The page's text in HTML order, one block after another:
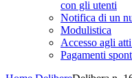
con gli utenti
Notifica di un
Modulistica
Accesso agli
Pagamenti